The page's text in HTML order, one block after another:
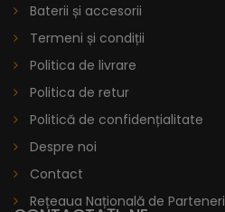
Baterii și accesorii
Termeni și condiții
Politica de livrare
Politica de retur
Politică de confidențialitate
Despre noi
Contact
Rețeaua Națională de